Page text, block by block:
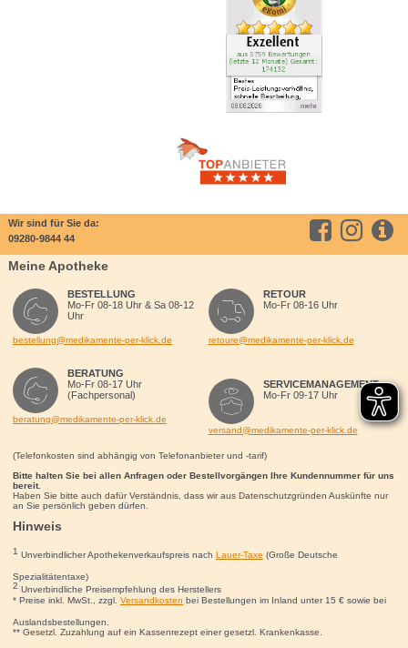
Wir sind für Sie da:
09280-9844 44
Meine Apotheke
BESTELLUNG
Mo-Fr 08-18 Uhr & Sa 08-12
Uhr
bestellung@medikamente-per-klick.de
BERATUNG
Mo-Fr 08-17 Uhr
(Fachpersonal)
beratung@medikamente-per-klick.de
RETOUR
Mo-Fr 08-16 Uhr
retoure@medikamente-per-klick.de
SERVICEMANAGEMENT
Mo-Fr 09-17 Uhr
versand@medikamente-per-klick.de
(Telefonkosten sind abhängig von Telefonanbieter und -tarif)
Bitte halten Sie bei allen Anfragen oder Bestellvorgängen Ihre Kundennummer für uns
bereit.
Haben Sie bitte auch dafür Verständnis, dass wir aus Datenschutzgründen Auskünfte nur
an Sie persönlich geben dürfen.
Hinweis
1 Unverbindlicher Apothekenverkaufspreis nach Lauer-Taxe (Große Deutsche
Spezialitätentaxe)
2 Unverbindliche Preisempfehlung des Herstellers
* Preise inkl. MwSt., zzgl. Versandkosten bei Bestellungen im Inland unter 15 €sowie bei
Auslandsbestellungen.
** Gesetzl. Zuzahlung auf ein Kassenrezept einer gesetzl. Krankenkasse.